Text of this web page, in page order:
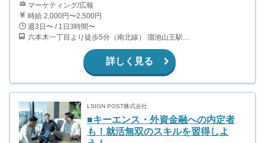
マーケティング/広報
時給 2,000円〜2,500円
週3日〜 / 1日3時間〜
六本木一丁目より徒歩5分（南北線） 溜池山王駅より徒歩10分（銀座線） 六本木駅より徒歩12分（日比谷線）
詳しく見る
LSIGN POST株式会社
■キーエンス・外資金融への内定者
も！就活無双のスキルを習得しよ